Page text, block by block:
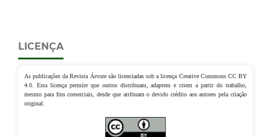
LICENÇA
As publicações da Revista Árvore são licenciadas sob a licença Creative Commons CC BY
4.0. Esta licença permite que outros distribuam, adaptem e criem a partir do trabalho,
mesmo para fins comerciais, desde que atribuam o devido crédito aos autores pela criação
original.